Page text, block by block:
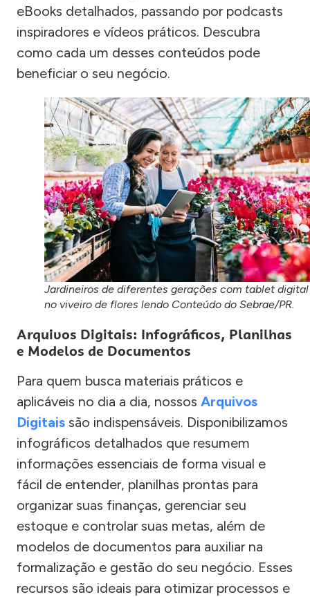
eBooks detalhados, passando por podcasts
inspiradores e vídeos práticos. Descubra
como cada um desses conteúdos pode
beneficiar o seu negócio.
Jardineiros de diferentes gerações com tablet digital
no viveiro de flores lendo Conteúdo do Sebrae/PR.
Arquivos Digitais: Infográficos, Planilhas
e Modelos de Documentos
Para quem busca materiais práticos e
aplicáveis no dia a dia, nossos Arquivos
Digitais são indispensáveis. Disponibilizamos
infográficos detalhados que resumem
informações essenciais de forma visual e
fácil de entender, planilhas prontas para
organizar suas finanças, gerenciar seu
estoque e controlar suas metas, além de
modelos de documentos para auxiliar na
formalização e gestão do seu negócio. Esses
recursos são ideais para otimizar processos e